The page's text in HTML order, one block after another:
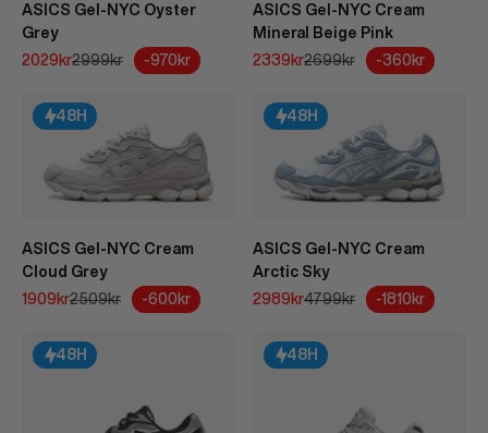
ASICS Gel-NYC Oyster
Grey
REA-pris
2029krPris
2999kr -970kr
ASICS Gel-NYC Cream
Mineral Beige Pink
REA-pris
2339krPris
2699kr -360kr
48H
ASICS Gel-NYC Cream
Cloud Grey
REA-pris
1909krPris
2509kr -600kr
48H
ASICS Gel-NYC Cream
Arctic Sky
REA-pris
2989krPris
4799kr -1810kr
48H 48H